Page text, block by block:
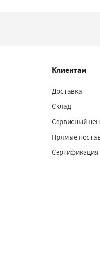
Клиентам
Доставка
Склад
Сервисный
Прямые
Сертификация